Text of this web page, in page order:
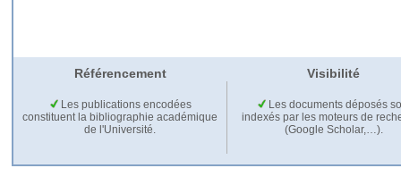
Référencement Visibilité
Les publications encodées
constituent la bibliographie académique
de l'Université.
Les documents déposés
indexés par les moteurs de
(Google Scholar,…).